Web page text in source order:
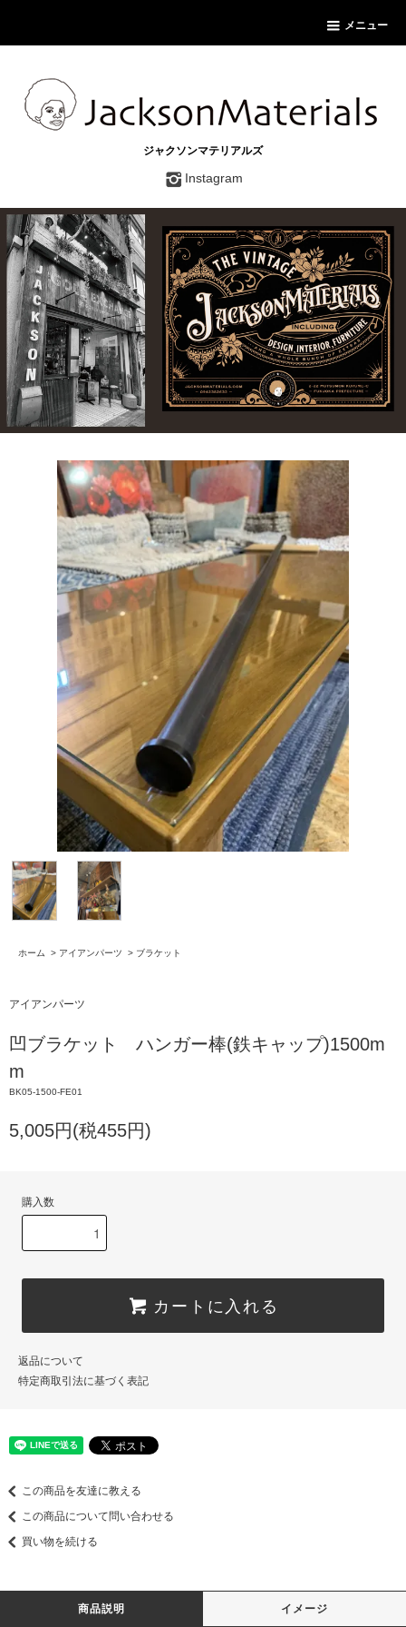
メニュー
ジャクソンマテリアルズ
Instagram
ホーム > アイアンパーツ > ブラケット
アイアンパーツ
凹ブラケット ハンガー棒(鉄キャップ)1500m
m
BK05-1500-FE01
5,005円(税455円)
購入数
カートに入れる
返品について
特定商取引法に基づく表記
この商品を友達に教える
この商品について問い合わせる
買い物を続ける
商品説明 イメージ